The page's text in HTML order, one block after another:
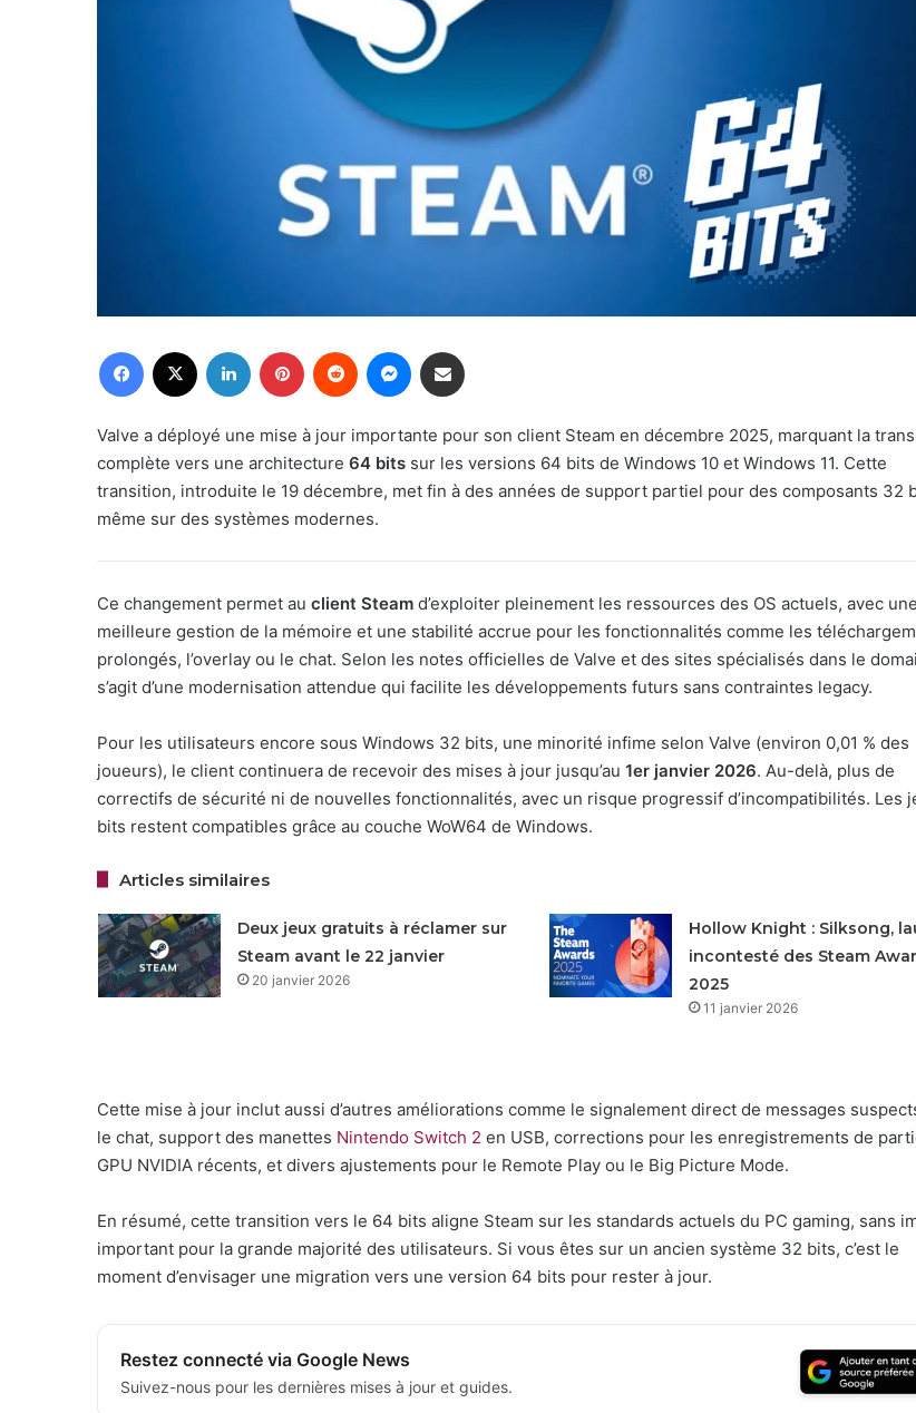
Facebook Linkedin Pinterest Reddit Messenger
Valve a déployé une mise à jour importante pour son client Steam en décembre 2025, marquant la
complète vers une architecture 64 bits sur les versions 64 bits de Windows 10 et Windows 11. Cette
transition, introduite le 19 décembre, met fin à des années de support partiel pour des composants 32
même sur des systèmes modernes.
Ce changement permet au client Steam d’exploiter pleinement les ressources des OS actuels, avec une
meilleure gestion de la mémoire et une stabilité accrue pour les fonctionnalités comme les
prolongés, l’overlay ou le chat. Selon les notes officielles de Valve et des sites spécialisés dans le
s’agit d’une modernisation attendue qui facilite les développements futurs sans contraintes legacy.
Pour les utilisateurs encore sous Windows 32 bits, une minorité infime selon Valve (environ 0,01 % des
joueurs), le client continuera de recevoir des mises à jour jusqu’au 1er janvier 2026. Au-delà, plus de
correctifs de sécurité ni de nouvelles fonctionnalités, avec un risque progressif d’incompatibilités. Les
bits restent compatibles grâce au couche WoW64 de Windows.
Articles similaires
Deux jeux gratuits à réclamer sur
Steam avant le 22 janvier
20 janvier 2026
Hollow Knight : Silksong,
incontesté des Steam
2025
11 janvier 2026
Cette mise à jour inclut aussi d’autres améliorations comme le signalement direct de messages
le chat, support des manettes Nintendo Switch 2 en USB, corrections pour les enregistrements de
GPU NVIDIA récents, et divers ajustements pour le Remote Play ou le Big Picture Mode.
En résumé, cette transition vers le 64 bits aligne Steam sur les standards actuels du PC gaming, sans
important pour la grande majorité des utilisateurs. Si vous êtes sur un ancien système 32 bits, c’est le
moment d’envisager une migration vers une version 64 bits pour rester à jour.
Restez connecté via Google News
Suivez-nous pour les dernières mises à jour et guides.